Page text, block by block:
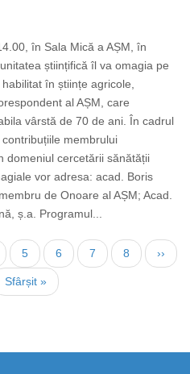
în Sala Mică a AȘM, în
științifică îl va omagia pe
în științe agricole,
al AȘM, care
vârstă de 70 de ani. În cadrul
membrului
domeniul cercetării sănătății
vor adresa: acad. Boris
de Onoare al AȘM; Acad.
ș.a. Programul...
Page
5 Page
6 Page
7 Page
8
Next
page
››
Last
page
Sfârșit »